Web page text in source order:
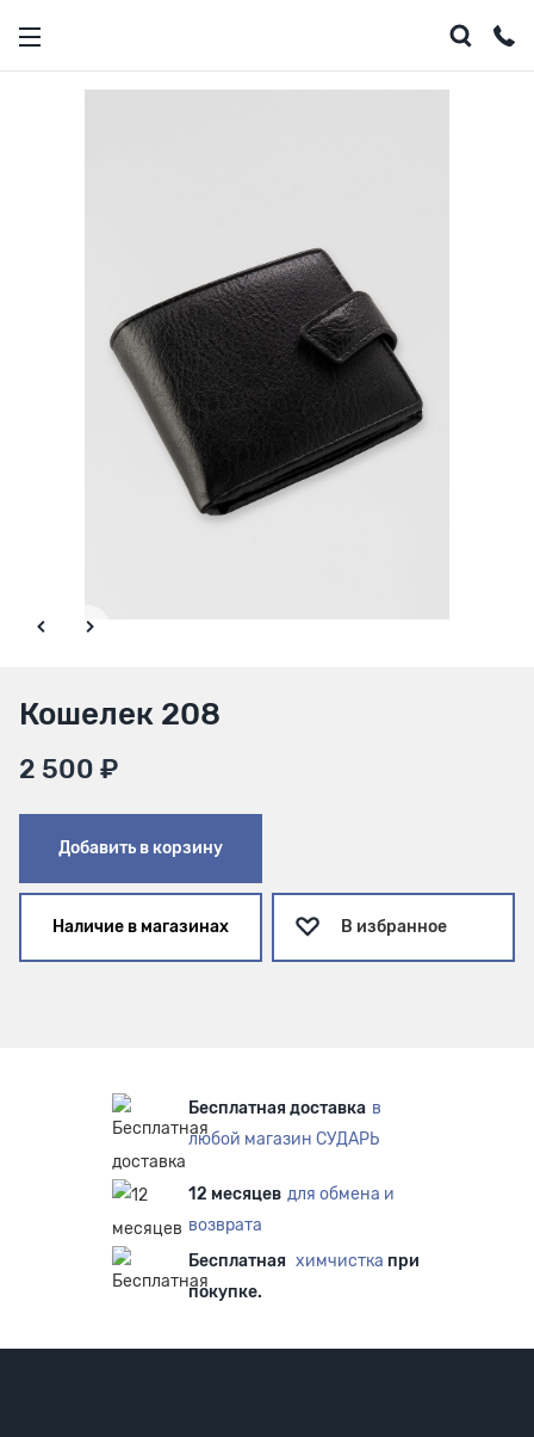
Кошелек 208
2 500 ₽
Добавить в корзину
Наличие в магазинах В избранное
Бесплатная доставка в
любой магазин СУДАРЬ
12 месяцев для обмена и
возврата
Бесплатная химчистка при
покупке.